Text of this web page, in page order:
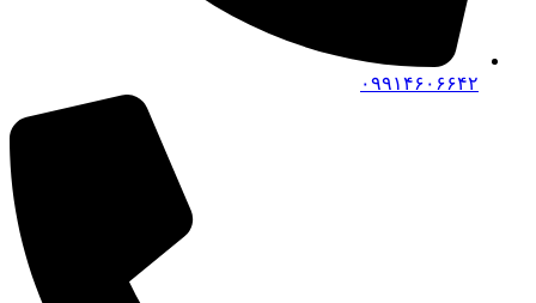
۰۹۹۱۴۶۰۶۶۴۲